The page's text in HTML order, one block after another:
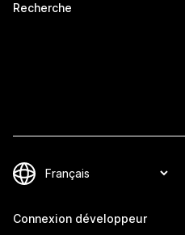
Recherche
Connexion développeur